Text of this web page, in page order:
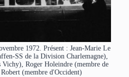
1972. Présent : Jean-Marie Le
SS de la Division Charlemagne),
Roger Holeindre (membre de
(membre d'Occident)